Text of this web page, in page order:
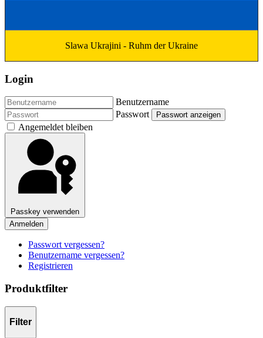
Slawa Ukrajini - Ruhm der Ukraine
Login
Benutzername
Passwort
Passwort anzeigen
Angemeldet bleiben
Passkey verwenden
Anmelden
Passwort vergessen?
Benutzername vergessen?
Registrieren
Produktfilter
Filter